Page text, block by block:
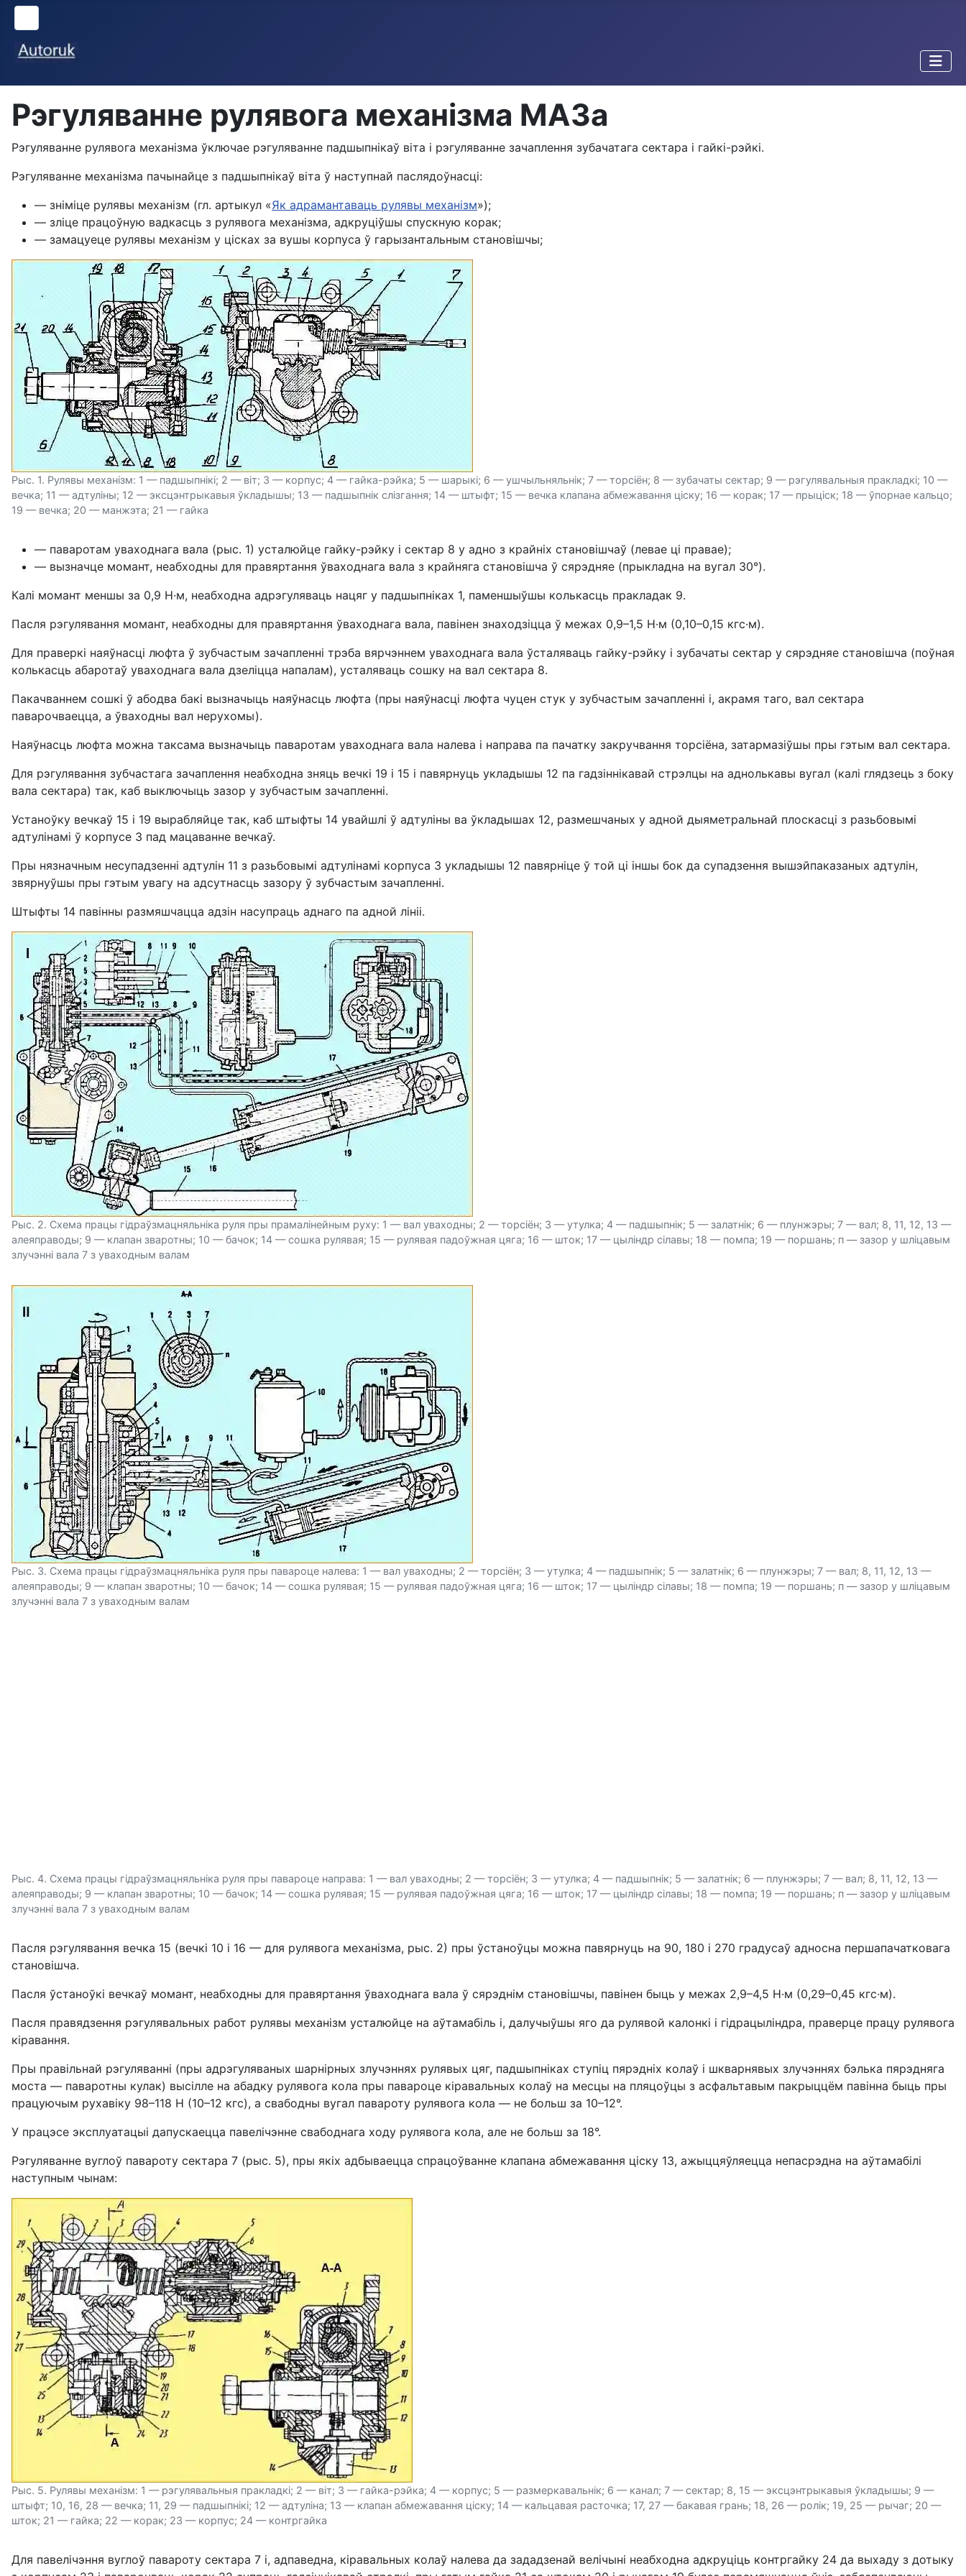
Рэгуляванне рулявога механізма МАЗа
Рэгуляванне рулявога механізма ўключае рэгуляванне падшыпнікаў віта і рэгуляванне зачаплення зубачатага сектара і гайкі-рэйкі.
Рэгуляванне механізма пачынайце з падшыпнікаў віта ў наступнай паслядоўнасці:
— зніміце рулявы механізм (гл. артыкул «Як адрамантаваць рулявы механізм»);
— зліце працоўную вадкасць з рулявога механізма, адкруціўшы спускную корак;
— замацуеце рулявы механізм у цісках за вушы корпуса ў гарызантальным становішчы;
Рыс. 1. Рулявы механізм: 1 — падшыпнікі; 2 — віт; 3 — корпус; 4 — гайка-рэйка; 5 — шарыкі; 6 — ушчыльняльнік; 7 — торсіён; 8 — зубачаты сектар; 9 — рэгулявальныя пракладкі; 10 —
вечка; 11 — адтуліны; 12 — эксцэнтрыкавыя ўкладышы; 13 — падшыпнік слізгання; 14 — штыфт; 15 — вечка клапана абмежавання ціску; 16 — корак; 17 — прыціск; 18 — ўпорнае кальцо;
19 — вечка; 20 — манжэта; 21 — гайка
— паваротам уваходнага вала (рыс. 1) усталюйце гайку-рэйку і сектар 8 у адно з крайніх становішчаў (левае ці правае);
— вызначце момант, неабходны для правяртання ўваходнага вала з крайняга становішча ў сярэдняе (прыкладна на вугал 30°).
Калі момант меншы за 0,9 Н·м, неабходна адрэгуляваць нацяг у падшыпніках 1, паменшыўшы колькасць пракладак 9.
Пасля рэгулявання момант, неабходны для правяртання ўваходнага вала, павінен знаходзіцца ў межах 0,9–1,5 Н·м (0,10–0,15 кгс·м).
Для праверкі наяўнасці люфта ў зубчастым зачапленні трэба вярчэннем уваходнага вала ўсталяваць гайку-рэйку і зубачаты сектар у сярэдняе становішча (поўная
колькасць абаротаў уваходнага вала дзеліцца напалам), усталяваць сошку на вал сектара 8.
Пакачваннем сошкі ў абодва бакі вызначыць наяўнасць люфта (пры наяўнасці люфта чуцен стук у зубчастым зачапленні і, акрамя таго, вал сектара
паварочваецца, а ўваходны вал нерухомы).
Наяўнасць люфта можна таксама вызначыць паваротам уваходнага вала налева і направа па пачатку закручвання торсіёна, затармазіўшы пры гэтым вал сектара.
Для рэгулявання зубчастага зачаплення неабходна зняць вечкі 19 і 15 і павярнуць укладышы 12 па гадзіннікавай стрэлцы на аднолькавы вугал (калі глядзець з боку
вала сектара) так, каб выключыць зазор у зубчастым зачапленні.
Устаноўку вечкаў 15 і 19 вырабляйце так, каб штыфты 14 увайшлі ў адтуліны ва ўкладышах 12, размешчаных у адной дыяметральнай плоскасці з разьбовымі
адтулінамі ў корпусе 3 пад мацаванне вечкаў.
Пры нязначным несупадзенні адтулін 11 з разьбовымі адтулінамі корпуса 3 укладышы 12 павярніце ў той ці іншы бок да супадзення вышэйпаказаных адтулін,
звярнуўшы пры гэтым увагу на адсутнасць зазору ў зубчастым зачапленні.
Штыфты 14 павінны размяшчацца адзін насупраць аднаго па адной лініі.
Рыс. 2. Схема працы гідраўзмацняльніка руля пры прамалінейным руху: 1 — вал уваходны; 2 — торсіён; 3 — утулка; 4 — падшыпнік; 5 — залатнік; 6 — плунжэры; 7 — вал; 8, 11, 12, 13 —
алеяправоды; 9 — клапан зваротны; 10 — бачок; 14 — сошка рулявая; 15 — рулявая падоўжная цяга; 16 — шток; 17 — цыліндр сілавы; 18 — помпа; 19 — поршань; п — зазор у шліцавым
злучэнні вала 7 з уваходным валам
Рыс. 3. Схема працы гідраўзмацняльніка руля пры павароце налева: 1 — вал уваходны; 2 — торсіён; 3 — утулка; 4 — падшыпнік; 5 — залатнік; 6 — плунжэры; 7 — вал; 8, 11, 12, 13 —
алеяправоды; 9 — клапан зваротны; 10 — бачок; 14 — сошка рулявая; 15 — рулявая падоўжная цяга; 16 — шток; 17 — цыліндр сілавы; 18 — помпа; 19 — поршань; п — зазор у шліцавым
злучэнні вала 7 з уваходным валам
Рыс. 4. Схема працы гідраўзмацняльніка руля пры павароце направа: 1 — вал уваходны; 2 — торсіён; 3 — утулка; 4 — падшыпнік; 5 — залатнік; 6 — плунжэры; 7 — вал; 8, 11, 12, 13 —
алеяправоды; 9 — клапан зваротны; 10 — бачок; 14 — сошка рулявая; 15 — рулявая падоўжная цяга; 16 — шток; 17 — цыліндр сілавы; 18 — помпа; 19 — поршань; п — зазор у шліцавым
злучэнні вала 7 з уваходным валам
Пасля рэгулявання вечка 15 (вечкі 10 і 16 — для рулявога механізма, рыс. 2) пры ўстаноўцы можна павярнуць на 90, 180 і 270 градусаў адносна першапачатковага
становішча.
Пасля ўстаноўкі вечкаў момант, неабходны для правяртання ўваходнага вала ў сярэднім становішчы, павінен быць у межах 2,9–4,5 Н·м (0,29–0,45 кгс·м).
Пасля правядзення рэгулявальных работ рулявы механізм усталюйце на аўтамабіль і, далучыўшы яго да рулявой калонкі і гідрацыліндра, праверце працу рулявога
кіравання.
Пры правільнай рэгуляванні (пры адрэгуляваных шарнірных злучэннях рулявых цяг, падшыпніках ступіц пярэдніх колаў і шкварнявых злучэннях бэлька пярэдняга
моста — паваротны кулак) высілле на абадку рулявога кола пры павароце кіравальных колаў на месцы на пляцоўцы з асфальтавым пакрыццём павінна быць пры
працуючым рухавіку 98–118 Н (10–12 кгс), а свабодны вугал павароту рулявога кола — не больш за 10–12°.
У працэсе эксплуатацыі дапускаецца павелічэнне свабоднага ходу рулявога кола, але не больш за 18°.
Рэгуляванне вуглоў павароту сектара 7 (рыс. 5), пры якіх адбываецца спрацоўванне клапана абмежавання ціску 13, ажыццяўляецца непасрэдна на аўтамабілі
наступным чынам:
Рыс. 5. Рулявы механізм: 1 — рэгулявальныя пракладкі; 2 — віт; 3 — гайка-рэйка; 4 — корпус; 5 — размеркавальнік; 6 — канал; 7 — сектар; 8, 15 — эксцэнтрыкавыя ўкладышы; 9 —
штыфт; 10, 16, 28 — вечка; 11, 29 — падшыпнікі; 12 — адтуліна; 13 — клапан абмежавання ціску; 14 — кальцавая расточка; 17, 27 — бакавая грань; 18, 26 — ролік; 19, 25 — рычаг; 20 —
шток; 21 — гайка; 22 — корак; 23 — корпус; 24 — контргайка
Для павелічэння вуглоў павароту сектара 7 і, адпаведна, кіравальных колаў налева да зададзенай велічыні неабходна адкруціць контргайку 24 да выхаду з дотыку